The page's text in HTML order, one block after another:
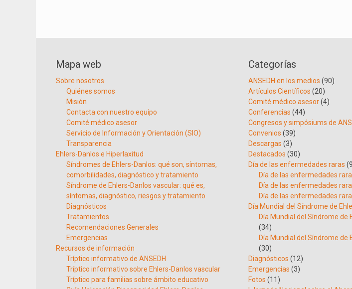
Mapa web
Sobre nosotros
Quiénes somos
Misión
Contacta con nuestro equipo
Comité médico asesor
Servicio de Información y Orientación (SIO)
Transparencia
Ehlers-Danlos e Hiperlaxitud
Síndromes de Ehlers-Danlos: qué son, síntomas,
comorbilidades, diagnóstico y tratamiento
Síndrome de Ehlers-Danlos vascular: qué es,
síntomas, diagnóstico, riesgos y tratamiento
Diagnósticos
Tratamientos
Recomendaciones Generales
Emergencias
Recursos de información
Tríptico informativo de ANSEDH
Tríptico informativo sobre Ehlers-Danlos vascular
Tríptico para familias sobre ámbito educativo
Categorías
ANSEDH en los medios (90)
Artículos Científicos (20)
Comité médico asesor(4)
Conferencias (44)
Congresos y simpósiums de
Convenios (39)
Descargas (3)
Destacados (30)
Día de las enfermedades raras
Día de las enfermedades
Día de las enfermedades
Día de las enfermedades
Día Mundial del Síndrome de
Día Mundial del Síndrome de
(34)
Día Mundial del Síndrome de
(30)
Diagnósticos (12)
Emergencias (3)
Fotos (11)